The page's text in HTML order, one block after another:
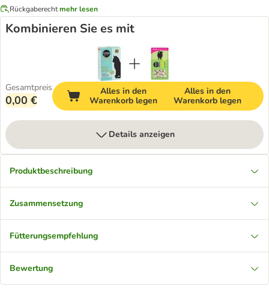
Rückgaberechtmehr lesen
Kombinieren Sie es mit
Gesamtpreis
0,00 €
Alles in den
Warenkorb legen
Alles in den
Warenkorb legen
Details anzeigen
Produktbeschreibung
Zusammensetzung
Fütterungsempfehlung
Bewertung